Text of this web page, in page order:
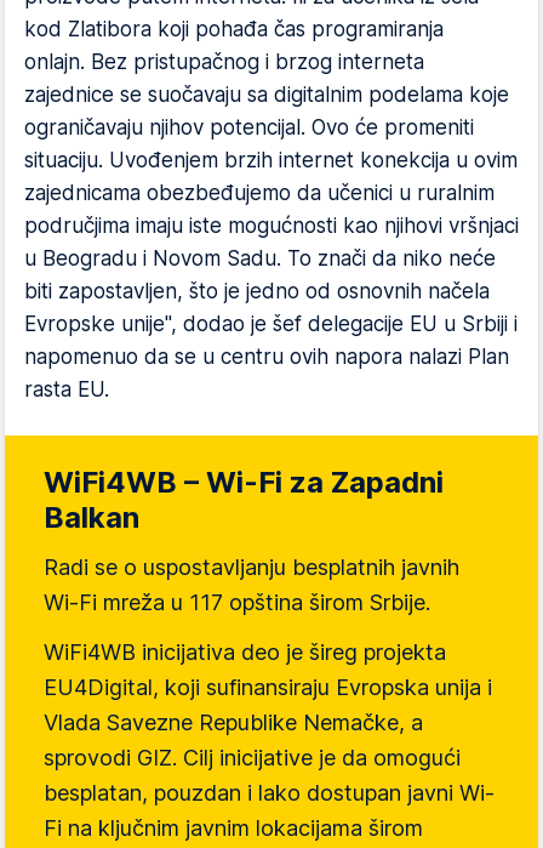
kod Zlatibora koji pohađa čas programiranja
onlajn. Bez pristupačnog i brzog interneta
zajednice se suočavaju sa digitalnim podelama koje
ograničavaju njihov potencijal. Ovo će promeniti
situaciju. Uvođenjem brzih internet konekcija u ovim
zajednicama obezbeđujemo da učenici u ruralnim
područjima imaju iste mogućnosti kao njihovi vršnjaci
u Beogradu i Novom Sadu. To znači da niko neće
biti zapostavljen, što je jedno od osnovnih načela
Evropske unije", dodao je šef delegacije EU u Srbiji i
napomenuo da se u centru ovih napora nalazi Plan
rasta EU.
WiFi4WB – Wi-Fi za Zapadni
Balkan
Radi se o uspostavljanju besplatnih javnih
Wi-Fi mreža u 117 opština širom Srbije.
WiFi4WB inicijativa deo je šireg projekta
EU4Digital, koji sufinansiraju Evropska unija i
Vlada Savezne Republike Nemačke, a
sprovodi GIZ. Cilj inicijative je da omogući
besplatan, pouzdan i lako dostupan javni Wi-
Fi na ključnim javnim lokacijama širom